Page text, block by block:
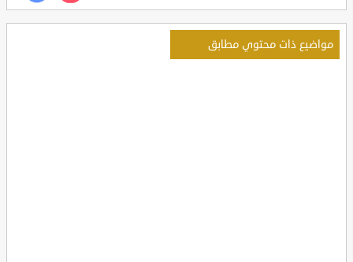
مواضيع ذات محتوي مطابق